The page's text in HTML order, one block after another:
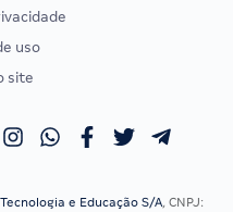
EXAME DE ORDEM
Calendário OAB
uso
site
e Educação S/A, CNPJ: